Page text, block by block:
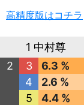
高精度版はコチラ
1 中村尊
2
3
6.3 %
4
2.6 %
5
4.4 %